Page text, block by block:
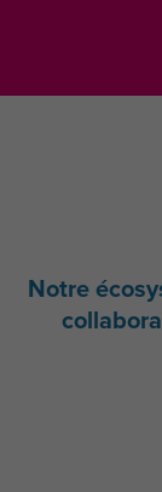
Notre